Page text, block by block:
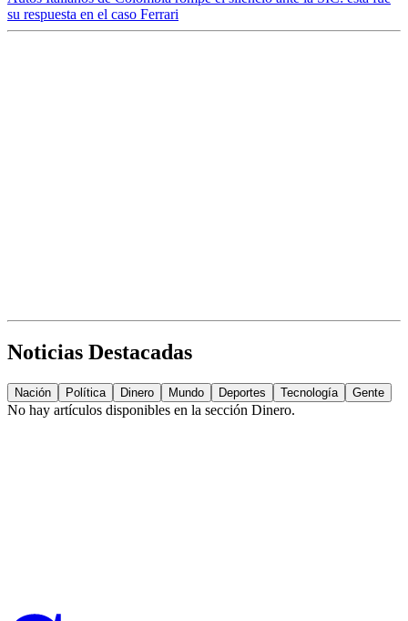
su respuesta en el caso Ferrari
Noticias Destacadas
Nación Política Dinero Mundo Deportes Tecnología Gente
No hay artículos disponibles en la sección Dinero.